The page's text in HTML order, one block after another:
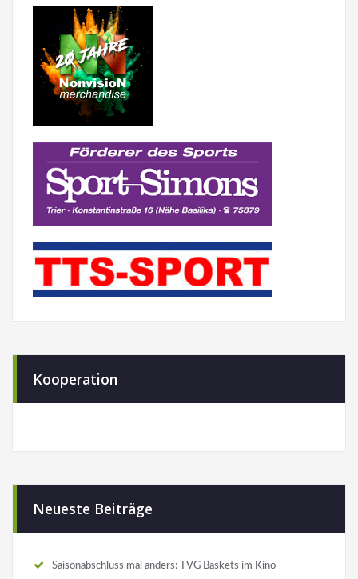
Kooperation
Neueste Beiträge
Saisonabschluss mal anders: TVG Baskets im Kino